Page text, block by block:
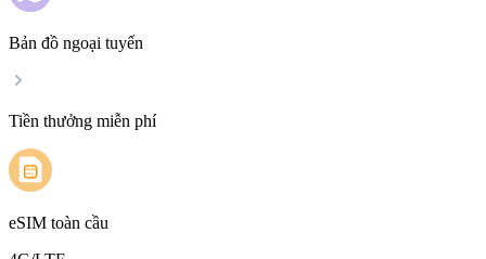
Bản đồ ngoại tuyến
Tiền thưởng miễn phí
eSIM toàn cầu